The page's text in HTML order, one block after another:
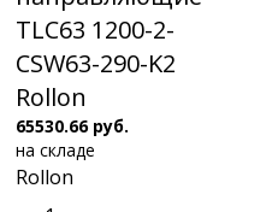
TLC63 1200-2-
CSW63-290-K2
Rollon
65530.66 руб.
на складе
Rollon